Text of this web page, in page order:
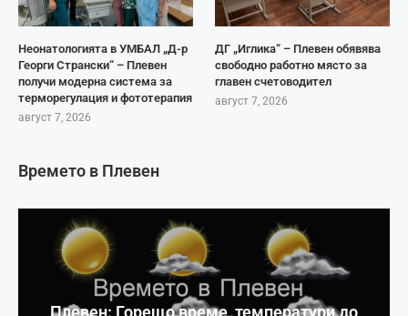
Неонатологията в УМБАЛ „Д-р
Георги Странски“ – Плевен
получи модерна система за
терморегулация и фототерапия
август 7, 2026
ДГ „Иглика“ – Плевен обявява
свободно работно място за
главен счетоводител
август 7, 2026
Времето в Плевен
Плевен: Горещо време, температури до